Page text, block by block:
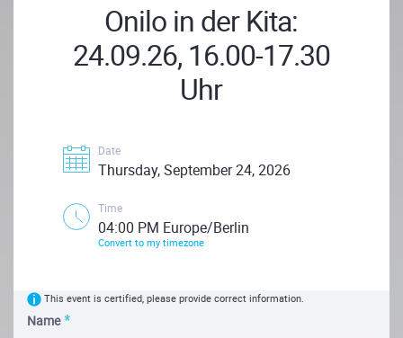
Onilo in der Kita:
24.09.26, 16.00-17.30
Uhr
Date
Thursday, September 24, 2026
Time
04:00 PM Europe/Berlin
Convert to my timezone
This event is certified, please provide correct information.
Name